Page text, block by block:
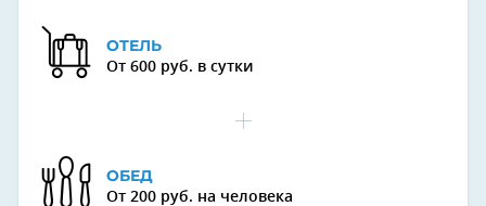
ОТЕЛЬ
От 600 руб. в сутки
ОБЕД
От 200 руб. на человека